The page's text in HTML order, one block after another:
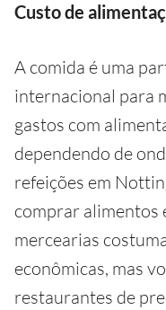
Custo de
A comida é uma
internacional para
gastos com
dependendo de
refeições em
comprar alimentos
mercearias
econômicas, mas
restaurantes de